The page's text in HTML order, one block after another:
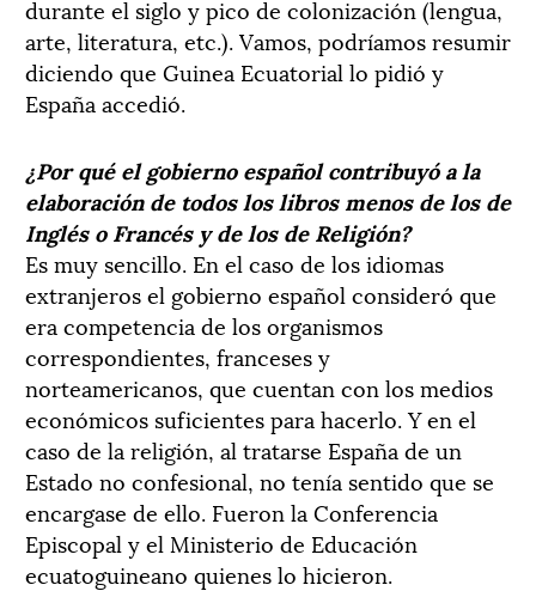
durante el siglo y pico de colonización (lengua,
arte, literatura, etc.). Vamos, podríamos resumir
diciendo que Guinea Ecuatorial lo pidió y
España accedió.
¿Por qué el gobierno español contribuyó a la
elaboración de todos los libros menos de los de
Inglés o Francés y de los de Religión?
Es muy sencillo. En el caso de los idiomas
extranjeros el gobierno español consideró que
era competencia de los organismos
correspondientes, franceses y
norteamericanos, que cuentan con los medios
económicos suficientes para hacerlo. Y en el
caso de la religión, al tratarse España de un
Estado no confesional, no tenía sentido que se
encargase de ello. Fueron la Conferencia
Episcopal y el Ministerio de Educación
ecuatoguineano quienes lo hicieron.